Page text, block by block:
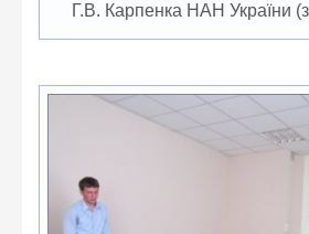
Г.В. Карпенка НАН України